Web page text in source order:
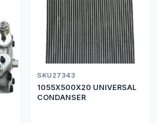
SKU27343
1055X500X20 UNIVERSAL
CONDANSER